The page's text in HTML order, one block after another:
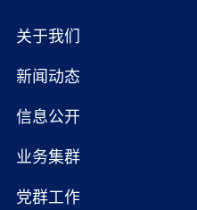
关于我们
新闻动态
信息公开
业务集群
党群工作